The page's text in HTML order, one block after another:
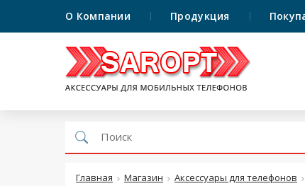
О Компании Продукция
Главная Магазин Аксессуары для телефонов